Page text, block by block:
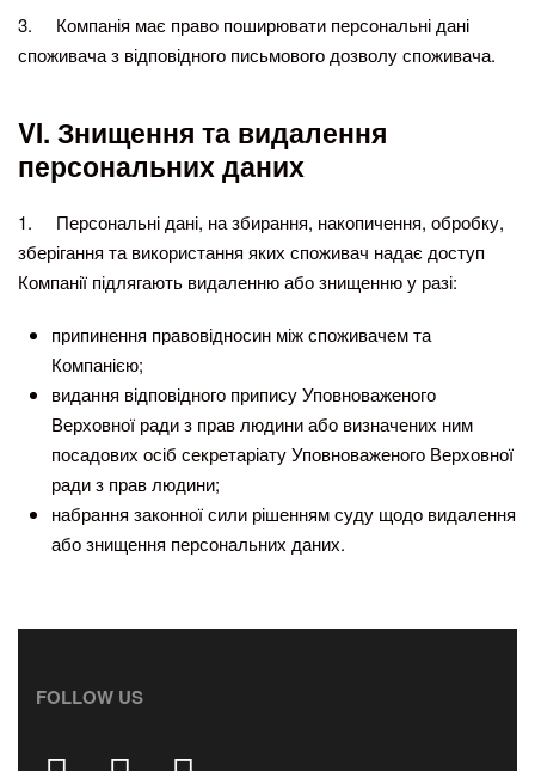
3. Компанія має право поширювати персональні дані
споживача з відповідного письмового дозволу споживача.
VI. Знищення та видалення
персональних даних
1. Персональні дані, на збирання, накопичення, обробку,
зберігання та використання яких споживач надає доступ
Компанії підлягають видаленню або знищенню у разі:
припинення правовідносин між споживачем та
Компанією;
видання відповідного припису Уповноваженого
Верховної ради з прав людини або визначених ним
посадових осіб секретаріату Уповноваженого Верховної
ради з прав людини;
набрання законної сили рішенням суду щодо видалення
або знищення персональних даних.
FOLLOW US